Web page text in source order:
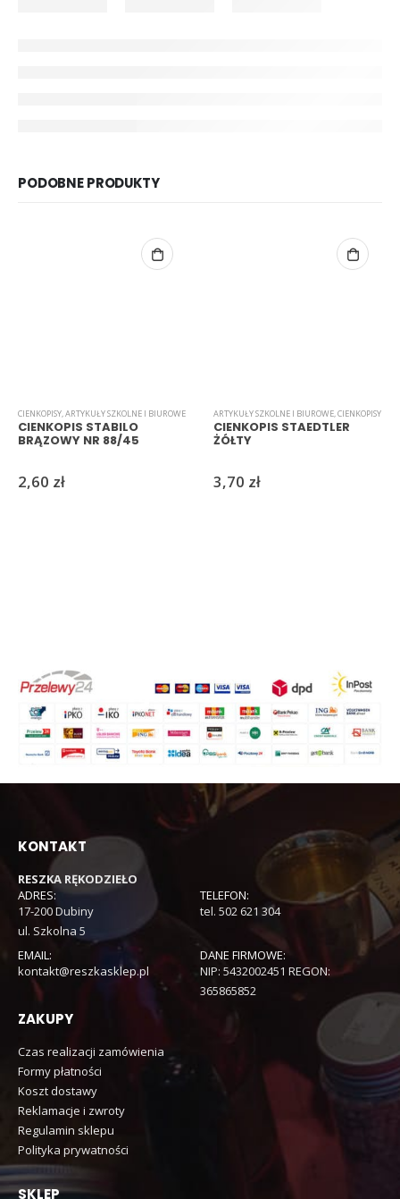
PODOBNE PRODUKTY
CIENKOPISY,ARTYKUŁY SZKOLNE I BIUROWE
CIENKOPIS STABILO
BRĄZOWY NR 88/45
2,60 zł
ARTYKUŁY SZKOLNE I BIUROWE,CIENKOPISY
CIENKOPIS STAEDTLER
ŻÓŁTY
3,70 zł
KONTAKT
RESZKA RĘKODZIEŁO
ADRES:
17-200 Dubiny
ul. Szkolna 5
TELEFON:
tel. 502 621 304
EMAIL:
kontakt@reszkasklep.pl
DANE FIRMOWE:
NIP: 5432002451 REGON:
365865852
ZAKUPY
Czas realizacji zamówienia
Formy płatności
Koszt dostawy
Reklamacje i zwroty
Regulamin sklepu
Polityka prywatności
SKLEP